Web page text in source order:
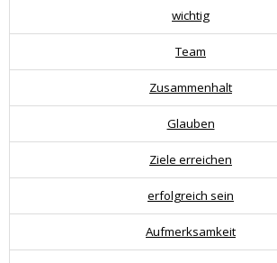
wichtig
Team
Zusammenhalt
Glauben
Ziele erreichen
erfolgreich sein
Aufmerksamkeit